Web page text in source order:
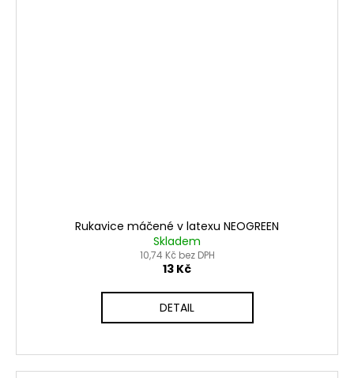
Rukavice máčené v latexu NEOGREEN
Skladem
10,74 Kč bez DPH
13 Kč
DETAIL